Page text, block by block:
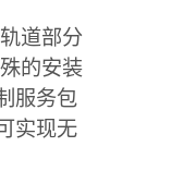
道部分
的安装
服务包
实现无